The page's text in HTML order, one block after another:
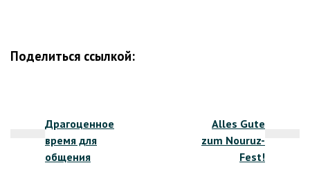
Поделиться ссылкой:
записям
Драгоценное
время для
общения
Alles Gute
zum Nouruz-
Fest!